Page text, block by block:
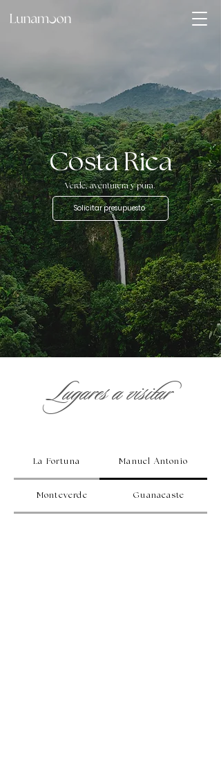
Costa Rica
Verde, aventurera y pura.
Solicitar presupuesto
Lugares a visitar
La Fortuna Manuel Antonio
Monteverde Guanacaste